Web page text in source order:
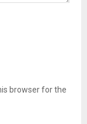
browser for the